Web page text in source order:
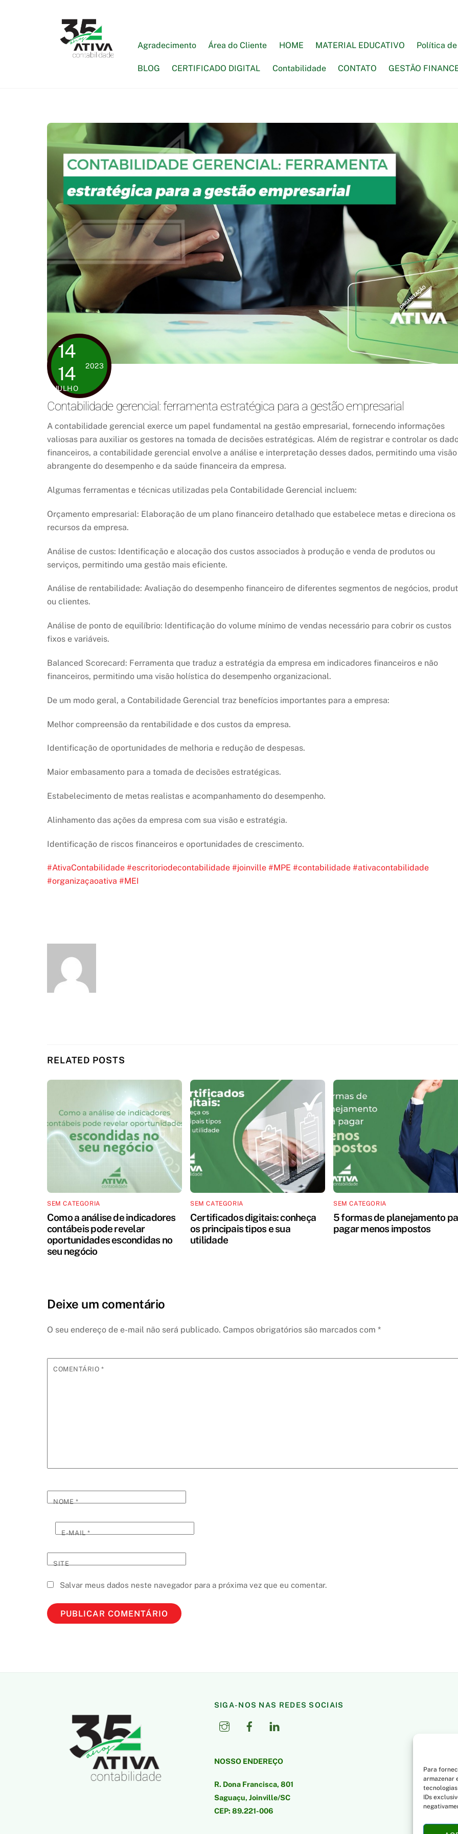
Para
armazenar
IDs
Agradecimento
Área do Cliente HOME MATERIAL EDUCATIVO Política
BLOG CERTIFICADO DIGITAL Contabilidade CONTATO GESTÃO
14
14
JULHO
2023
Contabilidade gerencial: ferramenta estratégica para a gestão empresarial
A contabilidade gerencial exerce um papel fundamental na gestão empresarial, fornecendo informações
valiosas para auxiliar os gestores na tomada de decisões estratégicas. Além de registrar e controlar os
financeiros, a contabilidade gerencial envolve a análise e interpretação desses dados, permitindo uma visão
abrangente do desempenho e da saúde financeira da empresa.
Algumas ferramentas e técnicas utilizadas pela Contabilidade Gerencial incluem:
Orçamento empresarial: Elaboração de um plano financeiro detalhado que estabelece metas e direciona os
recursos da empresa.
Análise de custos: Identificação e alocação dos custos associados à produção e venda de produtos ou
serviços, permitindo uma gestão mais eficiente.
Análise de rentabilidade: Avaliação do desempenho financeiro de diferentes segmentos de negócios,
ou clientes.
Análise de ponto de equilíbrio: Identificação do volume mínimo de vendas necessário para cobrir os custos
fixos e variáveis.
Balanced Scorecard: Ferramenta que traduz a estratégia da empresa em indicadores financeiros e não
financeiros, permitindo uma visão holística do desempenho organizacional.
De um modo geral, a Contabilidade Gerencial traz benefícios importantes para a empresa:
Melhor compreensão da rentabilidade e dos custos da empresa.
Identificação de oportunidades de melhoria e redução de despesas.
Maior embasamento para a tomada de decisões estratégicas.
Estabelecimento de metas realistas e acompanhamento do desempenho.
Alinhamento das ações da empresa com sua visão e estratégia.
Identificação de riscos financeiros e oportunidades de crescimento.
#AtivaContabilidade #escritoriodecontabilidade #joinville #MPE #contabilidade #ativacontabilidade
#organizaçaoativa #MEI
RELATED POSTS
SEM CATEGORIA
Como a análise de indicadores
contábeis pode revelar
oportunidades escondidas no
seu negócio
SEM CATEGORIA
Certificados digitais: conheça
os principais tipos e sua
utilidade
SEM CATEGORIA
5 formas de planejamento
pagar menos impostos
Deixe um comentário
O seu endereço de e-mail não será publicado. Campos obrigatórios são marcados com *
COMENTÁRIO *
NOME*
E-MAIL*
SITE
Salvar meus dados neste navegador para a próxima vez que eu comentar.
SIGA-NOS NAS REDES SOCIAIS
NOSSO ENDEREÇO
R. Dona Francisca, 801
Saguaçu, Joinville/SC
CEP: 89.221-006